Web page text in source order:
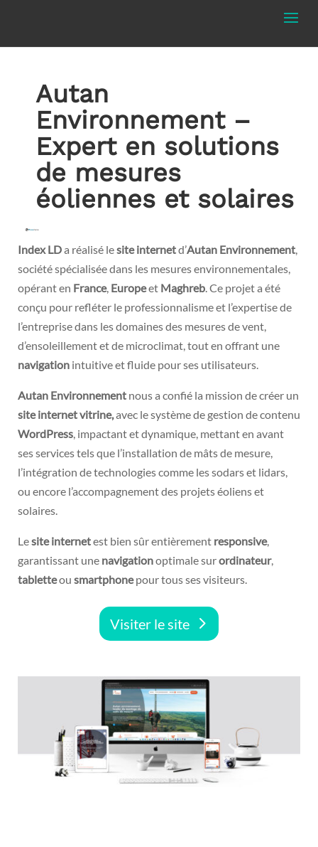
Autan
Environnement –
Expert en solutions
de mesures
éoliennes et solaires
Index LDa réalisé lesite internetd’Autan Environnement,
société spécialisée dans les mesures environnementales,
opérant en France, Europeet Maghreb. Ce projet a été
conçu pour refléter le professionnalisme et l’expertise de
l’entreprise dans les domaines des mesures de vent,
d’ensoleillement et de microclimat, tout en offrant une
navigation intuitive et fluide pour ses utilisateurs.
Autan Environnement nous a confié la mission de créer un
site internet vitrine,avec le système de gestion de contenu
WordPress, impactant et dynamique, mettant en avant
ses services tels que l’installation de mâts de mesure,
l’intégration de technologies comme les sodars et lidars,
ou encore l’accompagnement des projets éoliens et
solaires.
Lesite internetest bien sûr entièrement responsive,
garantissant une navigationoptimale surordinateur,
tabletteou smartphonepour tous ses visiteurs.
Visiter le site